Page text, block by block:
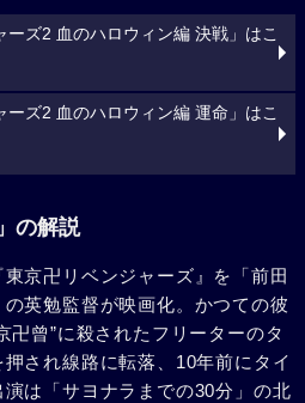
決意する……。
ーズ2 血のハロウィン編 決戦」はこ
ーズ2 血のハロウィン編 運命」はこ
の解説
京卍リベンジャーズ』を「前田
英勉監督が映画化。かつての彼
卍曾”に殺されたフリーターのタ
され線路に転落、10年前にタイ
は「サヨナラまでの30分」の北